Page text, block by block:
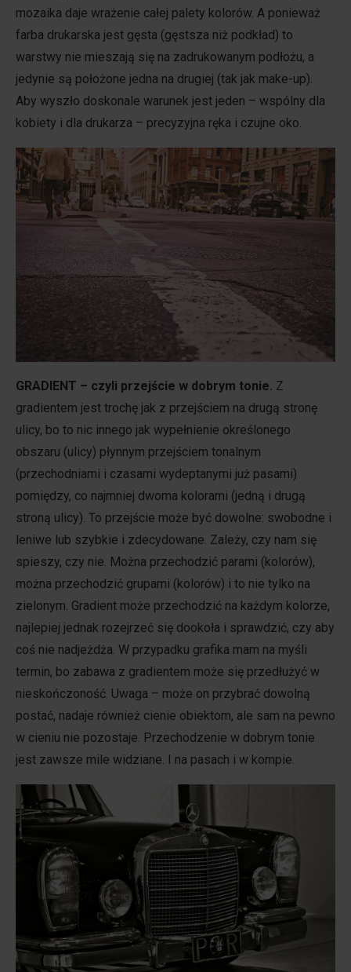
mozaika daje wrażenie całej palety kolorów. A ponieważ
farba drukarska jest gęsta (gęstsza niż podkład) to
warstwy nie mieszają się na zadrukowanym podłożu, a
jedynie są położone jedna na drugiej (tak jak make-up).
Aby wyszło doskonale warunek jest jeden – wspólny dla
kobiety i dla drukarza – precyzyjna ręka i czujne oko.
GRADIENT – czyli przejście w dobrym tonie. Z
gradientem jest trochę jak z przejściem na drugą stronę
ulicy, bo to nic innego jak wypełnienie określonego
obszaru (ulicy) płynnym przejściem tonalnym
(przechodniami i czasami wydeptanymi już pasami)
pomiędzy, co najmniej dwoma kolorami (jedną i drugą
stroną ulicy). To przejście może być dowolne: swobodne i
leniwe lub szybkie i zdecydowane. Zależy, czy nam się
spieszy, czy nie. Można przechodzić parami (kolorów),
można przechodzić grupami (kolorów) i to nie tylko na
zielonym. Gradient może przechodzić na każdym kolorze,
najlepiej jednak rozejrzeć się dookoła i sprawdzić, czy aby
coś nie nadjeżdża. W przypadku grafika mam na myśli
termin, bo zabawa z gradientem może się przedłużyć w
nieskończoność. Uwaga – może on przybrać dowolną
postać, nadaje również cienie obiektom, ale sam na pewno
w cieniu nie pozostaje. Przechodzenie w dobrym tonie
jest zawsze mile widziane. I na pasach i w kompie.